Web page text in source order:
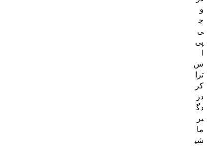
و
ج
ی
پی
س
ترا
کر
دز
دگ
یر
ما
شی